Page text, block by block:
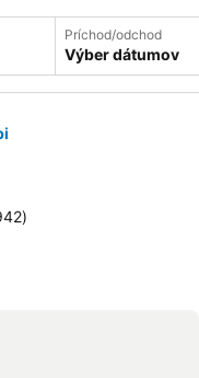
Príchod/odchod
Výber dátumov
)